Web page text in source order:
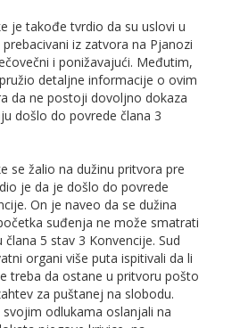
je takođe tvrdio da su uslovi u
iz zatvora na Pjanozi
i ponižavajući. Međutim,
detaljne informacije o ovim
da ne postoji dovoljno dokaza
došlo do povrede člana 3
se žalio na dužinu pritvora pre
je da je došlo do povrede
On je naveo da se dužina
suđenja ne može smatrati
5 stav 3 Konvencije. Sud
organi više puta ispitivali da li
treba da ostane u pritvoru pošto
za puštanej na slobodu.
odlukama oslanjali na